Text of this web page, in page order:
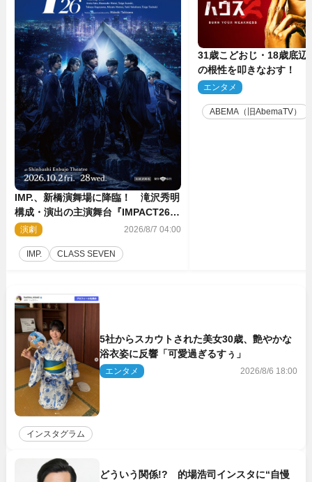
IMP.、新橋演舞場に降臨！ 滝沢秀明
構成・演出の主演舞台『IMPACT26』
上演決定
演劇 2026/8/7 04:00
IMP. CLASS SEVEN
31歳こどおじ・18歳底
の根性を叩きなおす！
ス』第2弾コーチ陣発表
エンタメ
ABEMA（旧AbemaTV）
5社からスカウトされた美女30歳、艶やかな
浴衣姿に反響「可愛過ぎるすぅ」
エンタメ 2026/8/6 18:00
インスタグラム
どういう関係!? 的場浩司インスタに“自慢